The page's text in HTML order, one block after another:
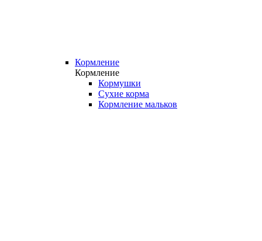
Кормление
Кормление
Кормушки
Сухие корма
Кормление мальков